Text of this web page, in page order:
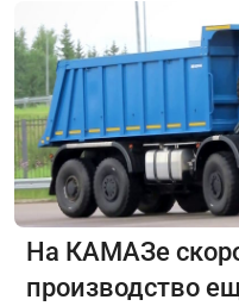
На КАМАЗе
производство